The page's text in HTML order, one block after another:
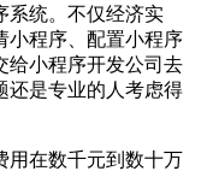
系统。不仅经济实
小程序、配置小程序
给小程序开发公司去
还是专业的人考虑得
在数千元到数十万